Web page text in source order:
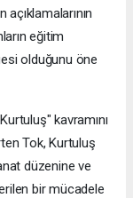
eğitim
olduğunu öne
kavramını
Tok, Kurtuluş
düzenine ve
bir mücadele